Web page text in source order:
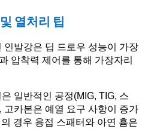
열처리 팁
인발강은 딥 드로우 성능이 가장
압착력 제어를 통해 가장자리
일반적인 공정(MIG, TIG, 스
고카본은 예열 요구 사항이 증가
경우 용접 스패터와 아연 흄은